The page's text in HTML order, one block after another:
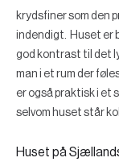
krydsfiner som den
indendigt. Huset er
god kontrast til det
man i et rum der
er også praktisk i et
selvom huset står
Huset på